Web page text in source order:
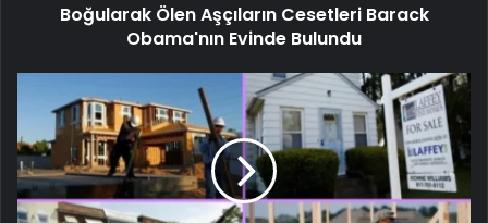
Boğularak Ölen Aşçıların Cesetleri Barack
Obama'nın Evinde Bulundu